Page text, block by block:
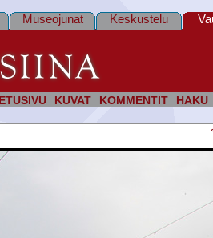
ETUSIVU KUVAT KOMMENTIT HAKU
Museojunat Keskustelu